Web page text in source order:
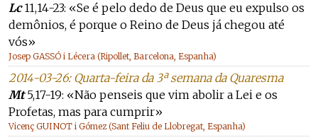
Lc11,14-23: «Se é pelo dedo de Deus que eu expulso os
demônios, é porque o Reino de Deus já chegou até
vós»
Josep GASSÓ i Lécera (Ripollet, Barcelona, Espanha)
2014-03-26: Quarta-feira da 3ª semana da Quaresma
Mt5,17-19: «Não penseis que vim abolir a Lei e os
Profetas, mas para cumprir»
Vicenç GUINOT i Gómez (Sant Feliu de Llobregat, Espanha)